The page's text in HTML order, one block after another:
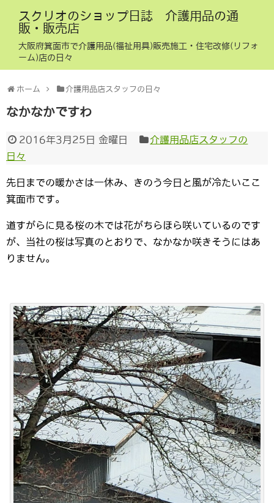
スクリオのショップ日誌 介護用品の通
販・販売店
大阪府箕面市で介護用品(福祉用具)販売施工・住宅改修(リフォ
ーム)店の日々
ホーム 介護用品店スタッフの日々
なかなかですわ
2016年3月25日 金曜日
介護用品店スタッフの
日々
先日までの暖かさは一休み、きのう今日と風が冷たいここ
箕面市です。
道すがらに見る桜の木では花がちらほら咲いているのです
が、当社の桜は写真のとおりで、なかなか咲きそうにはあ
りません。